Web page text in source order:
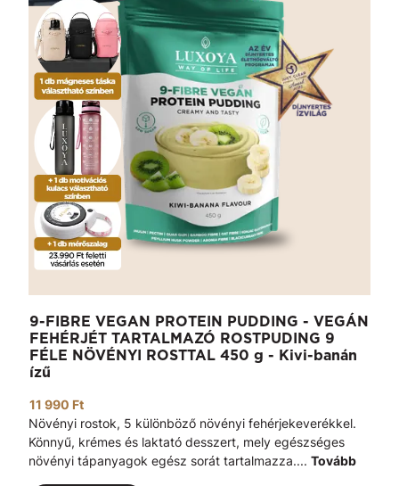
9-FIBRE VEGAN PROTEIN PUDDING - VEGÁN
FEHÉRJÉT TARTALMAZÓ ROSTPUDING 9
FÉLE NÖVÉNYI ROSTTAL 450 g - Kivi-banán
ízű
11 990 Ft
Növényi rostok, 5 különböző növényi fehérjekeverékkel.
Könnyű, krémes és laktató desszert, mely egészséges
növényi tápanyagok egész sorát tartalmazza.... Tovább